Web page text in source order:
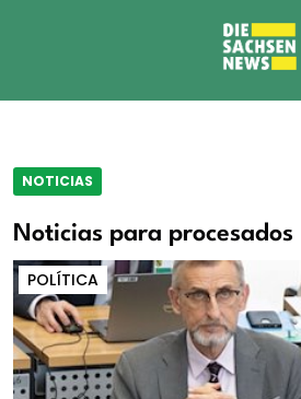
NOTICIAS
Noticias para procesados
POLÍTICA